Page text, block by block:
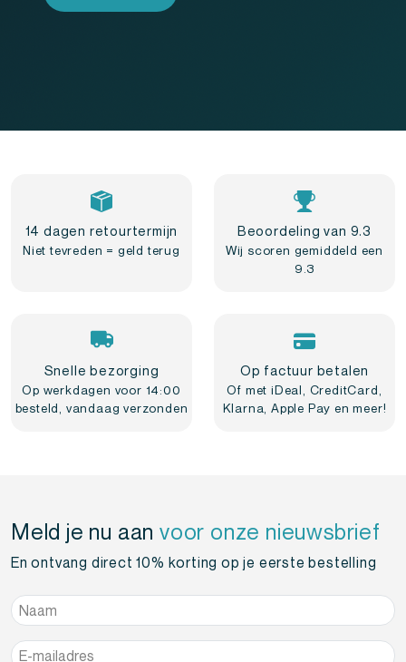
14 dagen retourtermijn
Niet tevreden = geld terug
Beoordeling van 9.3
Wij scoren gemiddeld een
9.3
Snelle bezorging
Op werkdagen voor 14:00
besteld, vandaag verzonden
Op factuur betalen
Of met iDeal, CreditCard,
Klarna, Apple Pay en meer!
Meld je nu aanvoor onze nieuwsbrief
En ontvang direct 10% korting op je eerste bestelling
Naam*
E-